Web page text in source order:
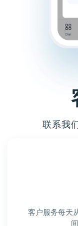
联系我
客户服务每天